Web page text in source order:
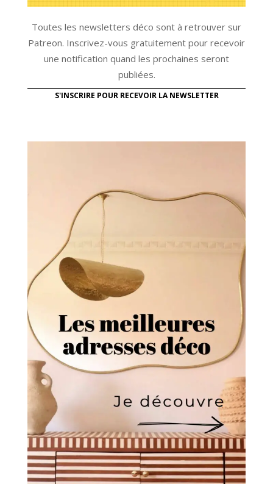
Toutes les newsletters déco sont à retrouver sur
Patreon. Inscrivez-vous gratuitement pour recevoir
une notification quand les prochaines seront
publiées.
S'INSCRIRE POUR RECEVOIR LA NEWSLETTER